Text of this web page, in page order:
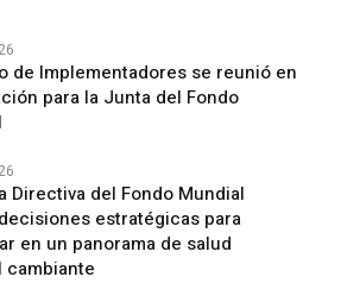
de Implementadores se reunió en
para la Junta del Fondo
Directiva del Fondo Mundial
estratégicas para
en un panorama de salud
cambiante